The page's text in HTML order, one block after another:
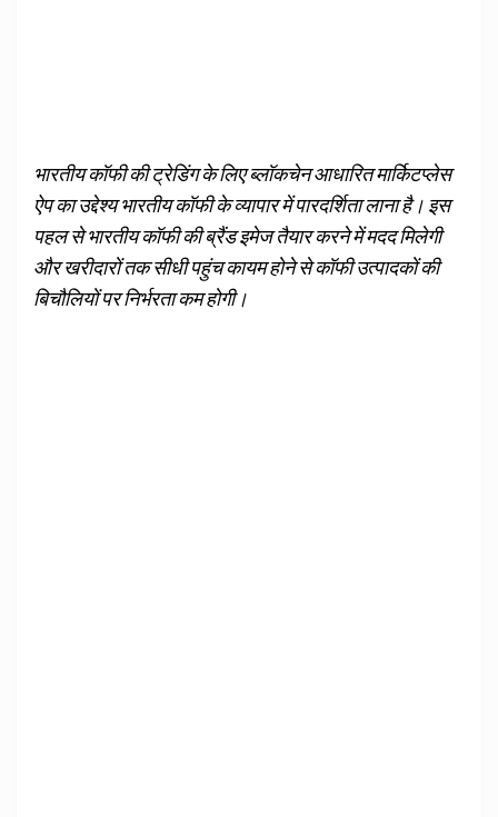
भारतीय कॉफी की ट्रेडिंग के लिए ब्लॉकचेन आधारित मार्किटप्लेस
ऐप का उद्देश्य भारतीय कॉफी के व्यापार में पारदर्शिता लाना है। इस
पहल से भारतीय कॉफी की ब्रैंड इमेज तैयार करने में मदद मिलेगी
और खरीदारों तक सीधी पहुंच कायम होने से कॉफी उत्पादकों की
बिचौलियों पर निर्भरता कम होगी।